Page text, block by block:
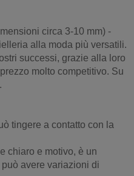
circa 3-10 mm) -
alla moda più versatili.
successi, grazie alla loro
molto competitivo. Su
tingere a contatto con la
chiaro e motivo, è un
avere variazioni di